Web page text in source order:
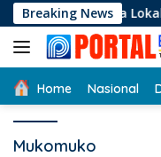
Langsung
ke
konten
Breaking News
Lokal di
Home Nasional
Mukomuko